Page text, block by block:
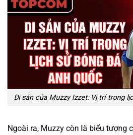
Di sản của Muzzy Izzet: Vị trí trong
Ngoài ra, Muzzy còn là biểu tượng